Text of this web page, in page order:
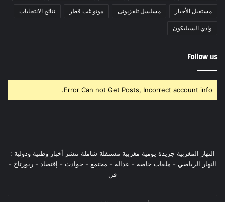
مستقبل الأخبار مسلسل تلفزيونى موتو غب قطر نتائج الانتخابات
وادي السيليكون
Follow us
Error Can not Get Posts, Incorrect account info.
النهار المغربية جريدة يومية مغربية مستقلة شاملة تنشر أخبار وطنية ودولية :
النهار الرياضي - ملفات خاصة - عدالة - مجتمع - حوادث - إقتصاد - ربورتاج -
فن